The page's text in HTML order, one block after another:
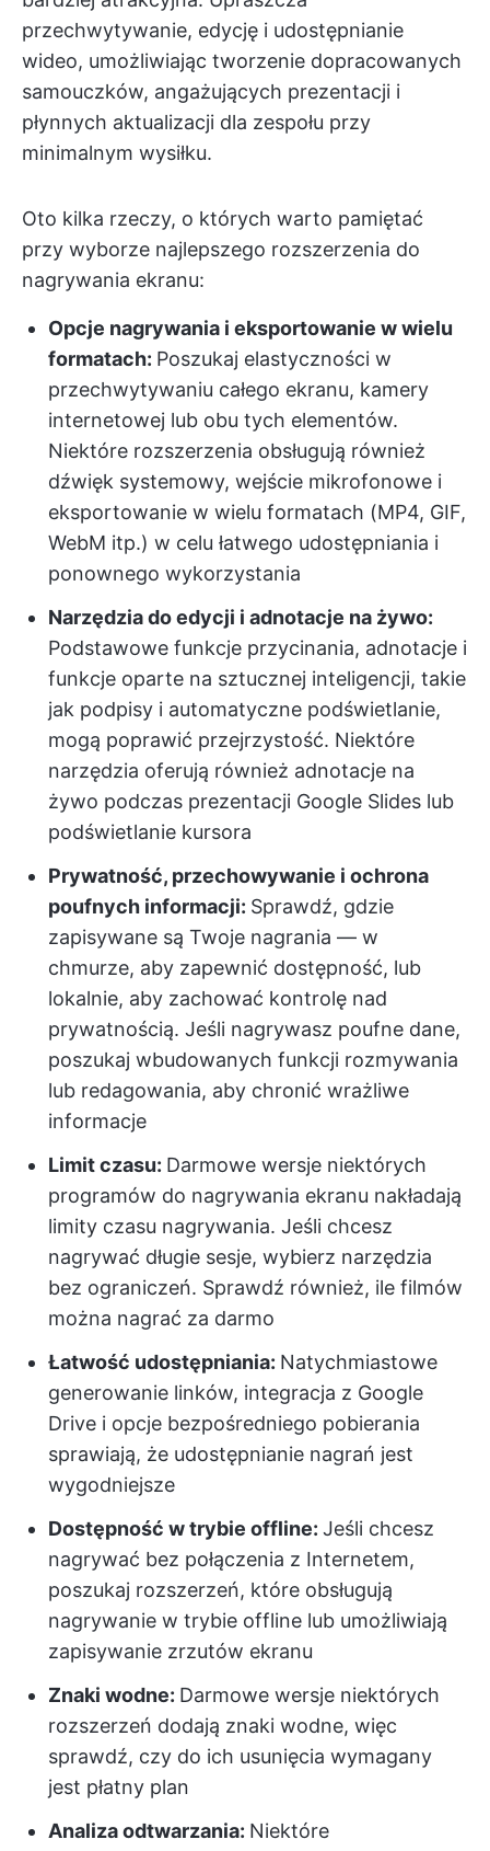
przechwytywanie, edycję i udostępnianie
wideo, umożliwiając tworzenie dopracowanych
samouczków, angażujących prezentacji i
płynnych aktualizacji dla zespołu przy
minimalnym wysiłku.
Oto kilka rzeczy, o których warto pamiętać
przy wyborze najlepszego rozszerzenia do
nagrywania ekranu:
Opcje nagrywania i eksportowanie w wielu
formatach: Poszukaj elastyczności w
przechwytywaniu całego ekranu, kamery
internetowej lub obu tych elementów.
Niektóre rozszerzenia obsługują również
dźwięk systemowy, wejście mikrofonowe i
eksportowanie w wielu formatach (MP4, GIF,
WebM itp.) w celu łatwego udostępniania i
ponownego wykorzystania
Narzędzia do edycji i adnotacje na żywo:
Podstawowe funkcje przycinania, adnotacje i
funkcje oparte na sztucznej inteligencji, takie
jak podpisy i automatyczne podświetlanie,
mogą poprawić przejrzystość. Niektóre
narzędzia oferują również adnotacje na
żywo podczas prezentacji Google Slides lub
podświetlanie kursora
Prywatność, przechowywanie i ochrona
poufnych informacji: Sprawdź, gdzie
zapisywane są Twoje nagrania — w
chmurze, aby zapewnić dostępność, lub
lokalnie, aby zachować kontrolę nad
prywatnością. Jeśli nagrywasz poufne dane,
poszukaj wbudowanych funkcji rozmywania
lub redagowania, aby chronić wrażliwe
informacje
Limit czasu: Darmowe wersje niektórych
programów do nagrywania ekranu nakładają
limity czasu nagrywania. Jeśli chcesz
nagrywać długie sesje, wybierz narzędzia
bez ograniczeń. Sprawdź również, ile filmów
można nagrać za darmo
Łatwość udostępniania: Natychmiastowe
generowanie linków, integracja z Google
Drive i opcje bezpośredniego pobierania
sprawiają, że udostępnianie nagrań jest
wygodniejsze
Dostępność w trybie offline: Jeśli chcesz
nagrywać bez połączenia z Internetem,
poszukaj rozszerzeń, które obsługują
nagrywanie w trybie offline lub umożliwiają
zapisywanie zrzutów ekranu
Znaki wodne: Darmowe wersje niektórych
rozszerzeń dodają znaki wodne, więc
sprawdź, czy do ich usunięcia wymagany
jest płatny plan
Analiza odtwarzania: Niektóre